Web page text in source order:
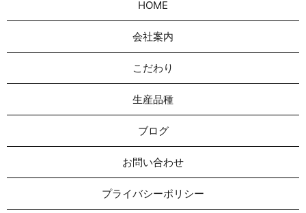
HOME
会社案内
こだわり
生産品種
ブログ
お問い合わせ
プライバシーポリシー